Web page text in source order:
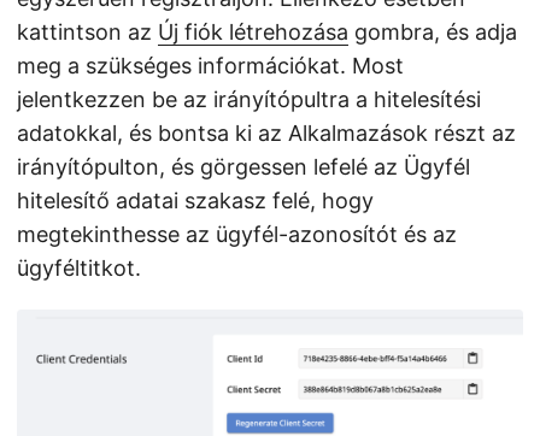
kattintson az Új fiók létrehozása gombra, és adja
meg a szükséges információkat. Most
jelentkezzen be az irányítópultra a hitelesítési
adatokkal, és bontsa ki az Alkalmazások részt az
irányítópulton, és görgessen lefelé az Ügyfél
hitelesítő adatai szakasz felé, hogy
megtekinthesse az ügyfél-azonosítót és az
ügyféltitkot.